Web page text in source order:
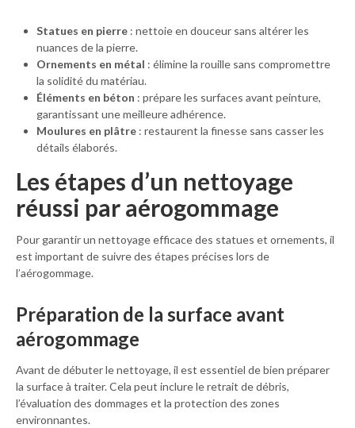
Statues en pierre : nettoie en douceur sans altérer les
nuances de la pierre.
Ornements en métal : élimine la rouille sans compromettre
la solidité du matériau.
Éléments en béton : prépare les surfaces avant peinture,
garantissant une meilleure adhérence.
Moulures en plâtre : restaurent la finesse sans casser les
détails élaborés.
Les étapes d’un nettoyage
réussi par aérogommage
Pour garantir un nettoyage efficace des statues et ornements, il
est important de suivre des étapes précises lors de
l’aérogommage.
Préparation de la surface avant
aérogommage
Avant de débuter le nettoyage, il est essentiel de bien préparer
la surface à traiter. Cela peut inclure le retrait de débris,
l’évaluation des dommages et la protection des zones
environnantes.